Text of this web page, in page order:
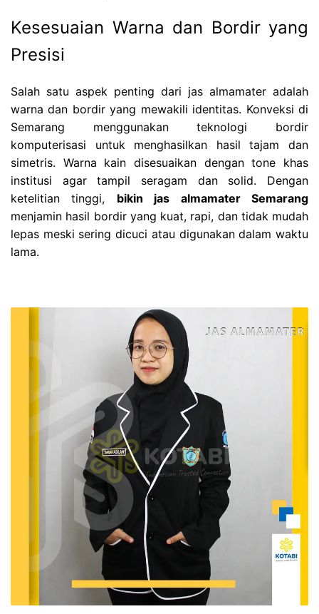
Kesesuaian Warna dan Bordir yang
Presisi
Salah satu aspek penting dari jas almamater adalah
warna dan bordir yang mewakili identitas. Konveksi di
Semarang menggunakan teknologi bordir
komputerisasi untuk menghasilkan hasil tajam dan
simetris. Warna kain disesuaikan dengan tone khas
institusi agar tampil seragam dan solid. Dengan
ketelitian tinggi, bikin jas almamater Semarang
menjamin hasil bordir yang kuat, rapi, dan tidak mudah
lepas meski sering dicuci atau digunakan dalam waktu
lama.